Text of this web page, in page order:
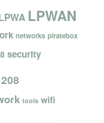
LPWAN
networks piratebox
security
tools wifi